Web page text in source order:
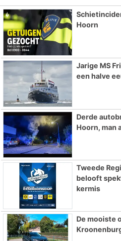
Hoorn
Jarige MS
een halve
Derde
Hoorn, man
Tweede
belooft
kermis
De mooiste